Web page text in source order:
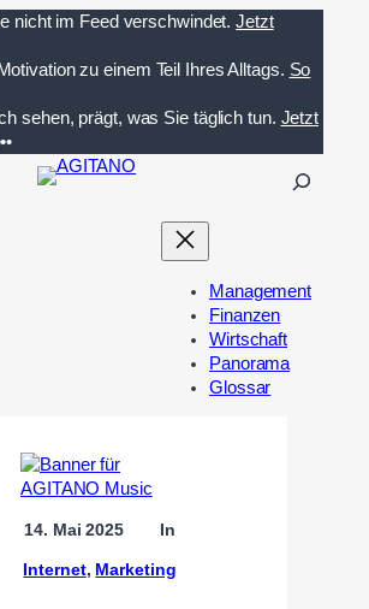
nicht im Feed verschwindet. Jetzt
zu einem Teil Ihres Alltags. So
sehen, prägt, was Sie täglich tun. Jetzt
n
Management
Finanzen
Wirtschaft
Panorama
Glossar
14. Mai 2025 In
Internet, Marketing